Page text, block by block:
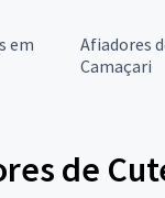
em
Afiadores
Camaçari
de